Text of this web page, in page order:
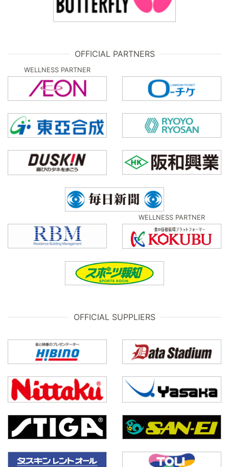
OFFICIAL PARTNERS
WELLNESS PARTNER
WELLNESS PARTNER
OFFICIAL SUPPLIERS